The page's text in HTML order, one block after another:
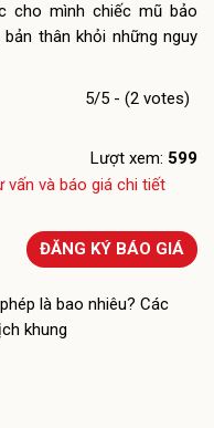
cho mình chiếc mũ bảo
thân khỏi những nguy
5/5 - (2 votes)
Lượt xem: 599
ĐĂNG KÝ BÁO GIÁ
là bao nhiêu? Các
khung